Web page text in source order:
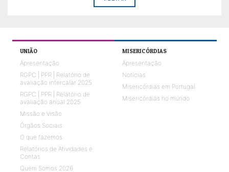
UNIÃO
Apresentação
RGPC | PPR | Relatório de
avaliação intercalar 2025
RGPC | PPR | Relatório de
avaliação anual 2025
Missão e Visão
Órgãos Sociais
O que fazemos
Relatórios de Atividades e
Contas
Quem Somos 2026
MISERICÓRDIAS
Apresentação
Notícias
Misericórdias em Portugal
Misericórdias no mundo